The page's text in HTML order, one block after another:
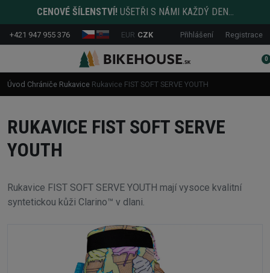
CENOVÉ ŠÍLENSTVÍ! UŠETŘI S NÁMI KAŽDÝ DEN...
+421 947 955 376 EUR CZK Přihlášení Registrace
0
Úvod Chrániče Rukavice Rukavice FIST SOFT SERVE YOUTH
RUKAVICE FIST SOFT SERVE
YOUTH
Rukavice FIST SOFT SERVE YOUTH mají vysoce kvalitní
syntetickou kůži Clarino™ v dlani.